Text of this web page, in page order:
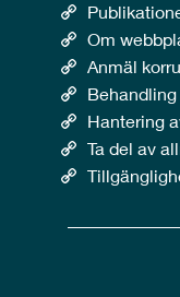
Om
Anmäl
Hantering
Ta del av